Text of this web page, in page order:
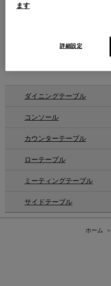
Cassina | Contemporary Collection
ダイニングテーブル
コンソール
カウンターテーブル
ローテーブル
ミーティングテーブル
サイドテーブル
ホーム >
ます
詳細設定